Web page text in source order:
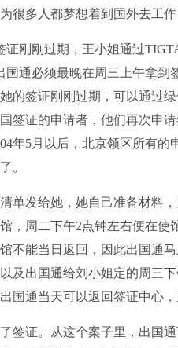
很多人都梦想着到国外去工作
刚刚过期，王小姐通过
通必须最晚在周三上午拿
的签证刚刚过期，可以通过
签证的申请者，他们再次申
年5月以后，北京领区所有
。
单发给她，她自己准备材料
，周二下午2点钟左右便在
不能当日返回，因此出国通
及出国通给刘小姐定的周三
国通当天可以返回签证中心，
签证。从这个案子里，出国